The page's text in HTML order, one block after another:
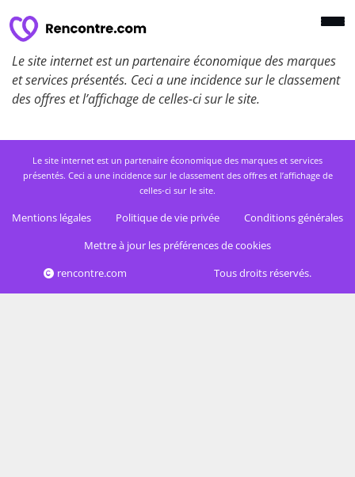
Le site internet est un partenaire économique des marques
et services présentés. Ceci a une incidence sur le classement
des offres et l’affichage de celles-ci sur le site.
Le site internet est un partenaire économique des marques et services
présentés. Ceci a une incidence sur le classement des offres et l’affichage de
celles-ci sur le site.
Mentions légales Politique de vie privée
Conditions générales
Mettre à jour les préférences de cookies
rencontre.com
Tous droits réservés.